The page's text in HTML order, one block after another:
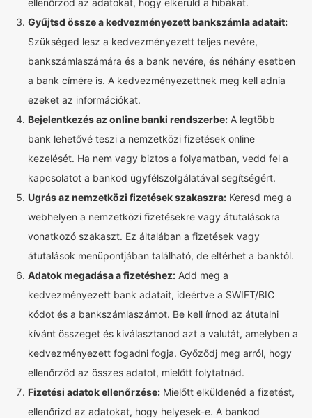
ellenőrzöd az adatokat, hogy elkerüld a hibákat.
Gyűjtsd össze a kedvezményezett bankszámla adatait:
Szükséged lesz a kedvezményezett teljes nevére,
bankszámlaszámára és a bank nevére, és néhány esetben
a bank címére is. A kedvezményezettnek meg kell adnia
ezeket az információkat.
Bejelentkezés az online banki rendszerbe: A legtöbb
bank lehetővé teszi a nemzetközi fizetések online
kezelését. Ha nem vagy biztos a folyamatban, vedd fel a
kapcsolatot a bankod ügyfélszolgálatával segítségért.
Ugrás az nemzetközi fizetések szakaszra: Keresd meg a
webhelyen a nemzetközi fizetésekre vagy átutalásokra
vonatkozó szakaszt. Ez általában a fizetések vagy
átutalások menüpontjában található, de eltérhet a banktól.
Adatok megadása a fizetéshez: Add meg a
kedvezményezett bank adatait, ideértve a SWIFT/BIC
kódot és a bankszámlaszámot. Be kell írnod az átutalni
kívánt összeget és kiválasztanod azt a valutát, amelyben a
kedvezményezett fogadni fogja. Győződj meg arról, hogy
ellenőrzöd az összes adatot, mielőtt folytatnád.
Fizetési adatok ellenőrzése: Mielőtt elküldenéd a fizetést,
ellenőrizd az adatokat, hogy helyesek-e. A bankod